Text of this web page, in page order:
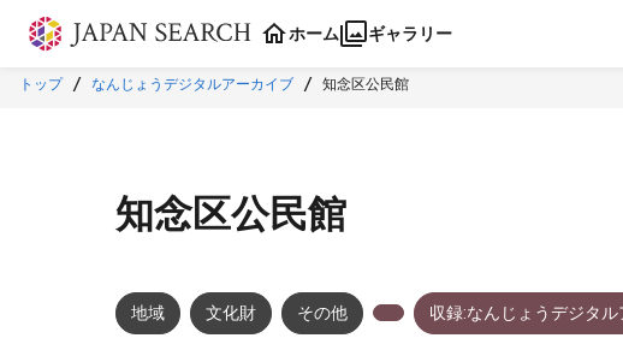
本文に飛ぶ
ホーム ギャラリー
トップ なんじょうデジタルアーカイブ 知念区公民館
知念区公民館
地域 文化財 その他 収録:なんじょうデジタ